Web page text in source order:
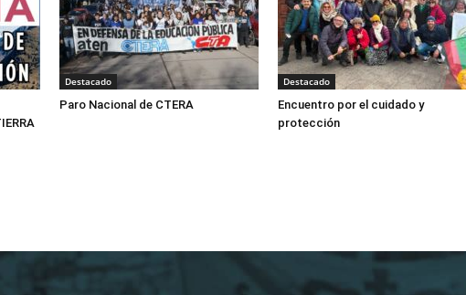
Destacado
Paro Nacional de CTERA
Destacado
Encuentro por el cuidado y
protección